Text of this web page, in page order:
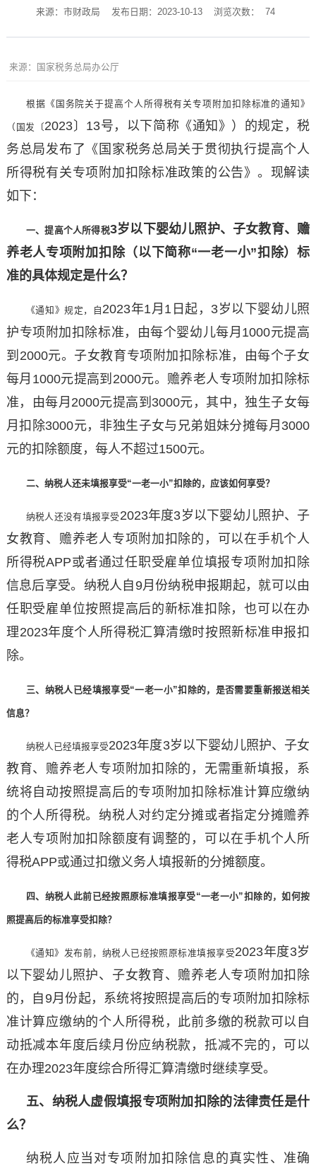
来源：市财政局 发布日期：2023-10-13 浏览次数： 74
来源：国家税务总局办公厅
根据《国务院关于提高个人所得税有关专项附加扣除标准的通知》
（国发〔2023〕13号，以下简称《通知》）的规定，税
务总局发布了《国家税务总局关于贯彻执行提高个人
所得税有关专项附加扣除标准政策的公告》。现解读
如下：
一、提高个人所得税3岁以下婴幼儿照护、子女教育、赡
养老人专项附加扣除（以下简称“一老一小”扣除）标
准的具体规定是什么？
《通知》规定，自 2023年1月1日起，3岁以下婴幼儿照
护专项附加扣除标准，由每个婴幼儿每月1000元提高
到2000元。子女教育专项附加扣除标准，由每个子女
每月1000元提高到2000元。赡养老人专项附加扣除标
准，由每月2000元提高到3000元，其中，独生子女每
月扣除3000元，非独生子女与兄弟姐妹分摊每月3000
元的扣除额度，每人不超过1500元。
二、纳税人还未填报享受“一老一小”扣除的，应该如何享受？
纳税人还没有填报享受 2023年度3岁以下婴幼儿照护、子
女教育、赡养老人专项附加扣除的，可以在手机个人
所得税APP或者通过任职受雇单位填报专项附加扣除
信息后享受。纳税人自9月份纳税申报期起，就可以由
任职受雇单位按照提高后的新标准扣除，也可以在办
理2023年度个人所得税汇算清缴时按照新标准申报扣
除。
三、纳税人已经填报享受“一老一小”扣除的，是否需要重新报送相关
信息？
纳税人已经填报享受2023年度3岁以下婴幼儿照护、子女
教育、赡养老人专项附加扣除的，无需重新填报，系
统将自动按照提高后的专项附加扣除标准计算应缴纳
的个人所得税。纳税人对约定分摊或者指定分摊赡养
老人专项附加扣除额度有调整的，可以在手机个人所
得税APP或通过扣缴义务人填报新的分摊额度。
四、纳税人此前已经按照原标准填报享受“一老一小”扣除的，如何按
照提高后的标准享受扣除？
《通知》发布前，纳税人已经按照原标准填报享受2023年度3岁
以下婴幼儿照护、子女教育、赡养老人专项附加扣除
的，自9月份起，系统将按照提高后的专项附加扣除标
准计算应缴纳的个人所得税，此前多缴的税款可以自
动抵减本年度后续月份应纳税款，抵减不完的，可以
在办理2023年度综合所得汇算清缴时继续享受。
五、纳税人虚假填报专项附加扣除的法律责任是什
么？
纳税人应当对专项附加扣除信息的真实性、准确